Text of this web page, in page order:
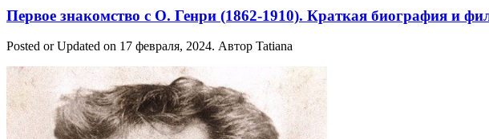
Первое знакомство с О. Генри (1862-1910). Краткая биография и
Posted or Updated on 17 февраля, 2024. Автор Tatiana